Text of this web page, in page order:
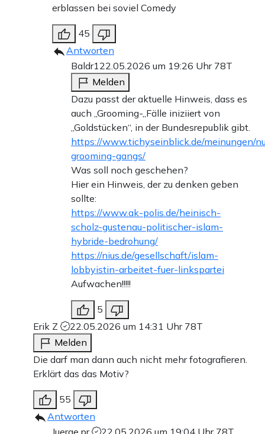
erblassen bei soviel Comedy
45
Antworten
Baldr122.05.2026 um 19:26 Uhr 78T
Melden
Dazu passt der aktuelle Hinweis, dass es
auch „Grooming-„Fälle iniziiert von
„Goldstücken“, in der Bundesrepublik gibt.
https://www.tichyseinblick.de/meinungen/
grooming-gangs/
Was soll noch geschehen?
Hier ein Hinweis, der zu denken geben
sollte:
https://www.ak-polis.de/heinisch-
scholz-gustenau-politischer-islam-
hybride-bedrohung/
https://nius.de/gesellschaft/islam-
lobbyistin-arbeitet-fuer-linkspartei
Aufwachen!!!!!
5
Erik Z
22.05.2026 um 14:31 Uhr 78T
Melden
Die darf man dann auch nicht mehr fotografieren.
Erklärt das das Motiv?
55
Antworten
Juerge.pr
22.05.2026 um 19:04 Uhr 78T